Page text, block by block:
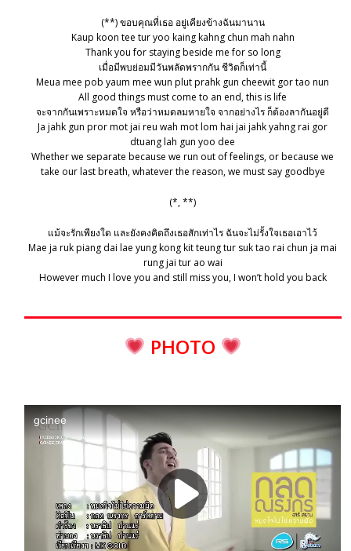
(**) ขอบคุณที่เธอ อยู่เคียงข้างฉันมานาน
Kaup koon tee tur yoo kaing kahng chun mah nahn
Thank you for staying beside me for so long
เมื่อมีพบย่อมมีวันพลัดพรากกัน ชีวิตก็เท่านี้
Meua mee pob yaum mee wun plut prahk gun cheewit gor tao nun
All good things must come to an end, this is life
จะจากกันเพราะหมดใจ หรือว่าหมดลมหายใจ จากอย่างไร ก็ต้องลากันอยู่ดี
Ja jahk gun pror mot jai reu wah mot lom hai jai jahk yahng rai gor
dtuang lah gun yoo dee
Whether we separate because we run out of feelings, or because we
take our last breath, whatever the reason, we must say goodbye
(*, **)
แม้จะรักเพียงใด และยังคงคิดถึงเธอสักเท่าไร ฉันจะไม่รั้งใจเธอเอาไว้
Mae ja ruk piang dai lae yung kong kit teung tur suk tao rai chun ja mai
rung jai tur ao wai
However much I love you and still miss you, I won’t hold you back
PHOTO